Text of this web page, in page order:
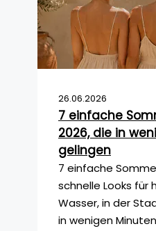
26.06.2026
7 einfache
2026, die in
gelingen
7 einfache
schnelle Looks für
Wasser, in der
in wenigen